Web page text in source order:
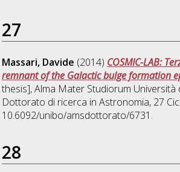
27
Massari, Davide (2014) COSMIC-LAB:
remnant of the Galactic bulge formation
thesis], Alma Mater Studiorum Università
Dottorato di ricerca inAstronomia, 27
10.6092/unibo/amsdottorato/6731.
28